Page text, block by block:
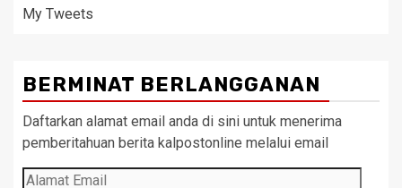
My Tweets
BERMINAT BERLANGGANAN
Daftarkan alamat email anda di sini untuk menerima
pemberitahuan berita kalpostonline melalui email
Alamat